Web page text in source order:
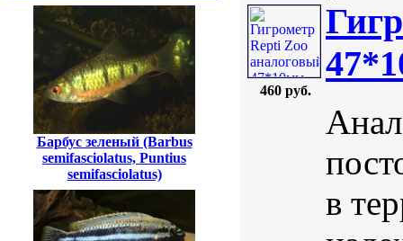
Барбус зеленый (Barbus
semifasciolatus, Puntius
semifasciolatus)
460 руб.
в